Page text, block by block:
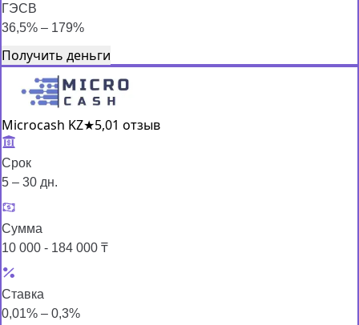
ГЭСВ
36,5% – 179%
Получить деньги
Microcash KZ★5,01 отзыв
Срок
5 – 30 дн.
Сумма
10 000 - 184 000 ₸
Ставка
0,01% – 0,3%